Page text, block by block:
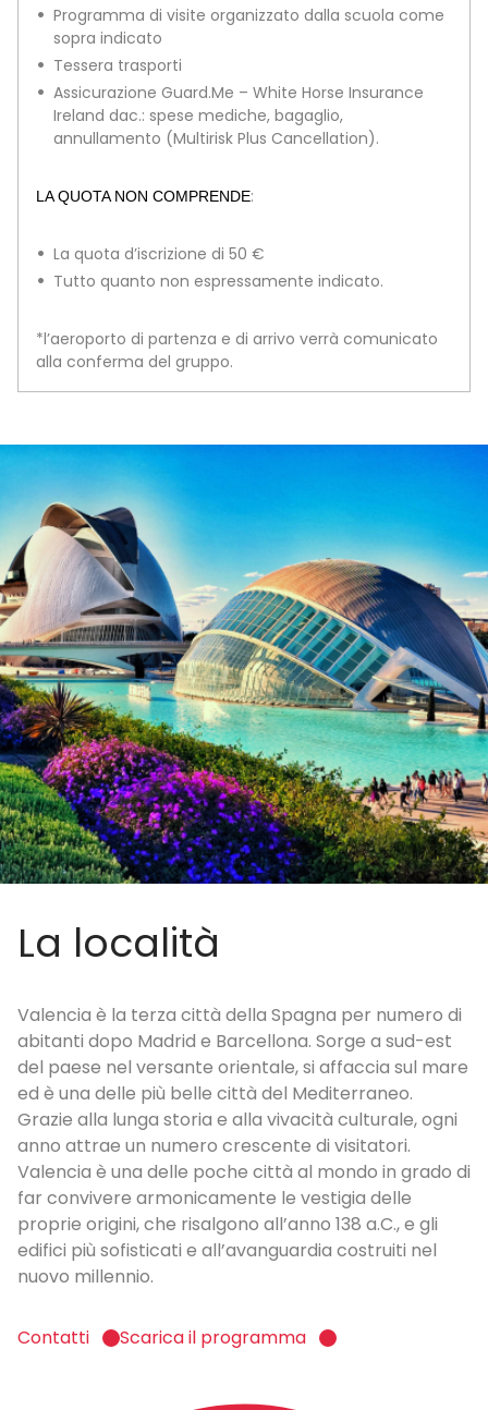
Programma di visite organizzato dalla scuola come
sopra indicato
Tessera trasporti
Assicurazione Guard.Me – White Horse Insurance
Ireland dac.: spese mediche, bagaglio,
annullamento (Multirisk Plus Cancellation).
LA QUOTA NON COMPRENDE:
La quota d’iscrizione di 50 €
Tutto quanto non espressamente indicato.
*l’aeroporto di partenza e di arrivo verrà comunicato
alla conferma del gruppo.
La località
Valencia è la terza città della Spagna per numero di
abitanti dopo Madrid e Barcellona. Sorge a sud-est
del paese nel versante orientale, si affaccia sul mare
ed è una delle più belle città del Mediterraneo.
Grazie alla lunga storia e alla vivacità culturale, ogni
anno attrae un numero crescente di visitatori.
Valencia è una delle poche città al mondo in grado di
far convivere armonicamente le vestigia delle
proprie origini, che risalgono all’anno 138 a.C., e gli
edifici più sofisticati e all’avanguardia costruiti nel
nuovo millennio.
Contatti Scarica il programma